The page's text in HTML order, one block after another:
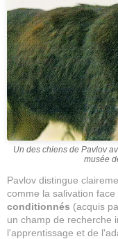
Un des chiens de Pavlov
musée
Pavlov distingue
comme la salivation
conditionnés (acquis
un champ de recherche
l'apprentissage et de